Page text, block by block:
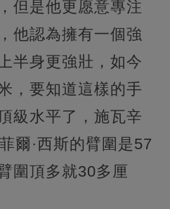
但是他更愿意專注
他認為擁有一個強
半身更強壯，如今
，要知道這樣的手
級水平了，施瓦辛
爾·西斯的臂圍是57
圍頂多就30多厘